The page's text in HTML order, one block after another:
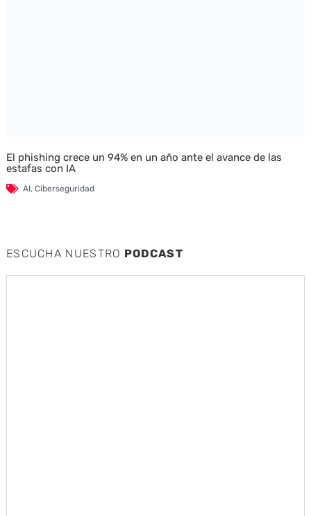
El phishing crece un 94% en un año ante el avance de las
estafas con IA
AI, Ciberseguridad
ESCUCHA NUESTRO PODCAST